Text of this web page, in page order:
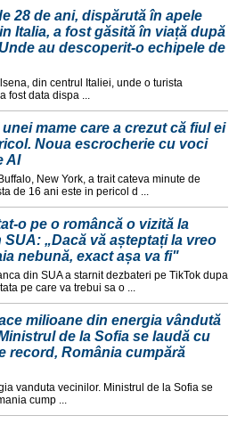
28 de ani, dispărută în apele
Italia, a fost găsită în viață după
au descoperit-o echipele de
din centrul Italiei, unde o turista
fost data dispa ...
mame care a crezut că fiul ei
Noua escrocherie cu voci
AI
New York, a trait cateva minute de
de 16 ani este in pericol d ...
o pe o româncă o vizită la
SUA: „Dacă vă așteptați la vreo
nebună, exact așa va fi"
din SUA a starnit dezbateri pe TikTok dupa
pe care va trebui sa o ...
milioane din energia vândută
de la Sofia se laudă cu
record, România cumpără
vanduta vecinilor. Ministrul de la Sofia se
cump ...